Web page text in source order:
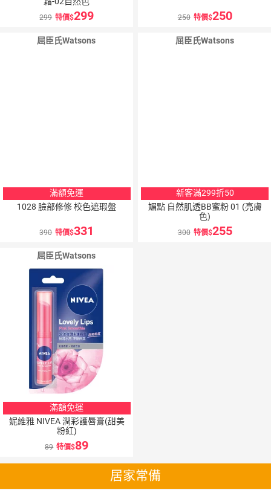
299 特價 299 250 特價 250
屈臣氏Watsons
滿額免運
1028 臉部修修 校色遮瑕盤
390 特價 331
屈臣氏Watsons
新客滿299折50
媚點 自然肌透BB蜜粉 01 (亮膚
色)
300 特價 255
屈臣氏Watsons
滿額免運
妮維雅 NIVEA 潤彩護唇膏(甜美
粉紅)
89 特價 89
居家常備